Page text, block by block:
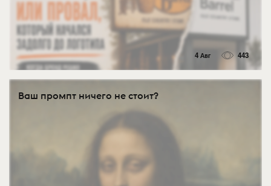
4 Авг 443
Ваш промпт ничего не стоит?